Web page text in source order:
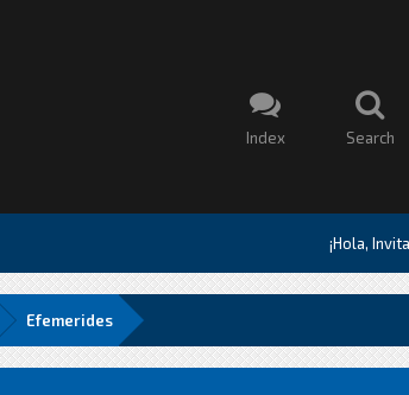
Index Search
¡Hola,
Efemerides